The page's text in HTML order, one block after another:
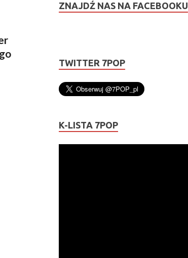
ZNAJDŹ NAS NA FACEBOOKU
TWITTER 7POP
K-LISTA 7POP